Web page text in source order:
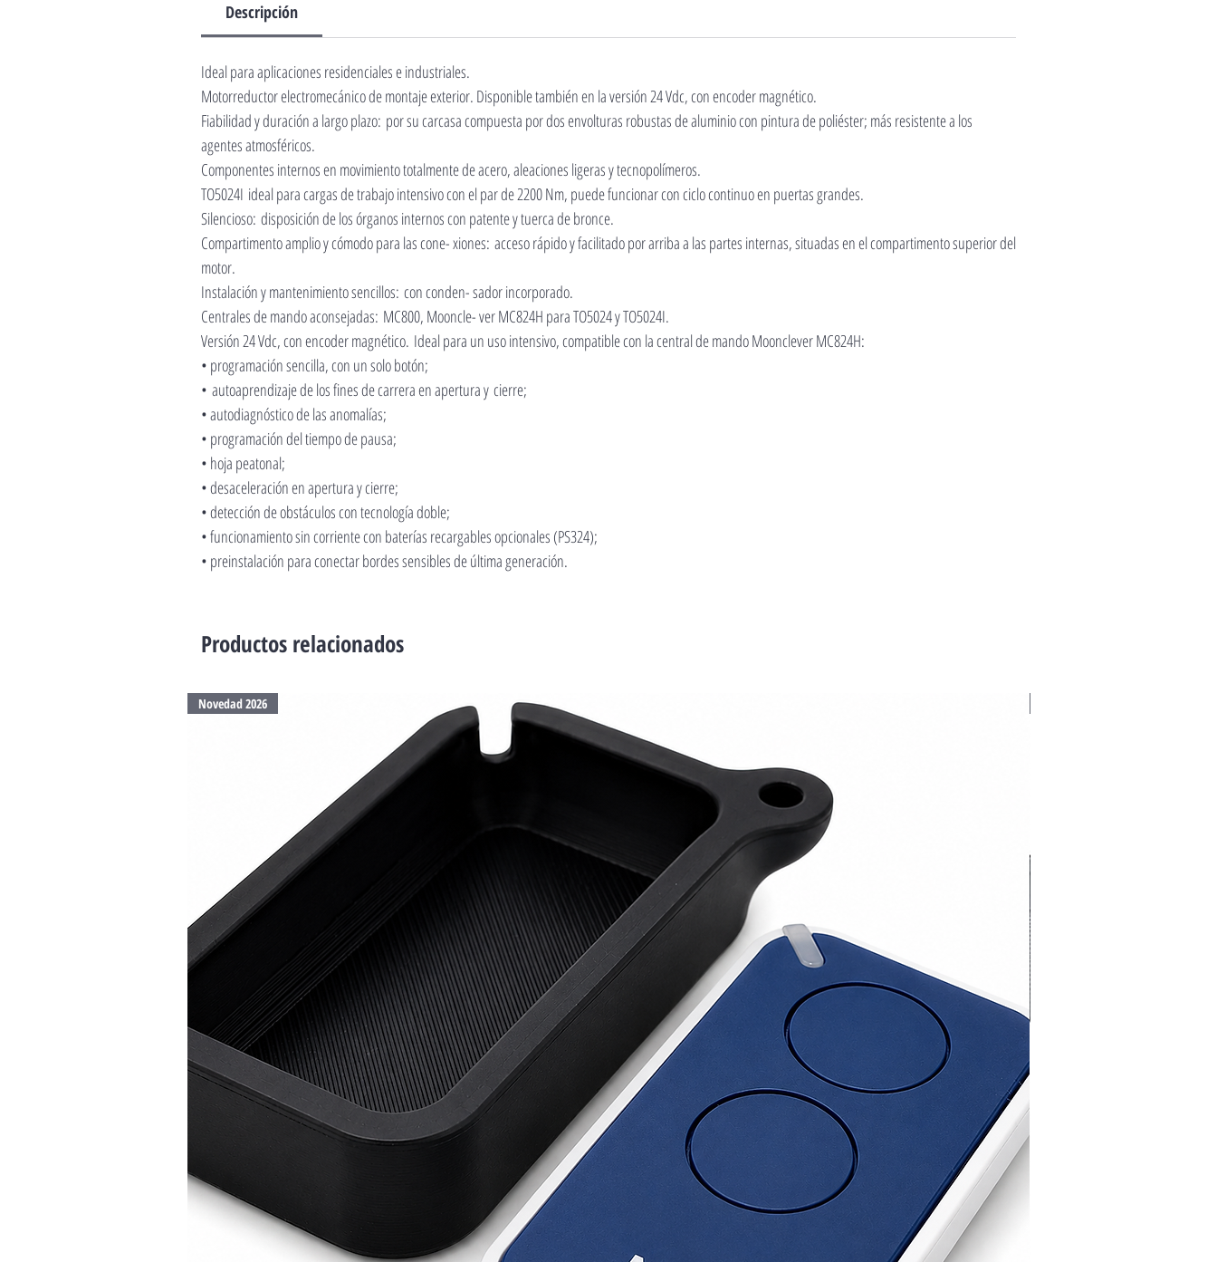
Descripción
Ideal para aplicaciones residenciales e industriales.
Motorreductor electromecánico de montaje exterior. Disponible también en la versión 24 Vdc, con encoder magnético.
Fiabilidad y duración a largo plazo: por su carcasa compuesta por dos envolturas robustas de aluminio con pintura de poliéster; más resistente a los
agentes atmosféricos.
Componentes internos en movimiento totalmente de acero, aleaciones ligeras y tecnopolímeros.
TO5024I ideal para cargas de trabajo intensivo con el par de 2200 Nm, puede funcionar con ciclo continuo en puertas grandes.
Silencioso: disposición de los órganos internos con patente y tuerca de bronce.
Compartimento amplio y cómodo para las cone- xiones: acceso rápido y facilitado por arriba a las partes internas, situadas en el compartimento superior del
motor.
Instalación y mantenimiento sencillos: con conden- sador incorporado.
Centrales de mando aconsejadas: MC800, Mooncle- ver MC824H para TO5024 y TO5024I.
Versión 24 Vdc, con encoder magnético. Ideal para un uso intensivo, compatible con la central de mando Moonclever MC824H:
• programación sencilla, con un solo botón;
• autoaprendizaje de los fines de carrera en apertura y cierre;
• autodiagnóstico de las anomalías;
• programación del tiempo de pausa;
• hoja peatonal;
• desaceleración en apertura y cierre;
• detección de obstáculos con tecnología doble;
• funcionamiento sin corriente con baterías recargables opcionales (PS324);
• preinstalación para conectar bordes sensibles de última generación.
Productos relacionados
Novedad 2026